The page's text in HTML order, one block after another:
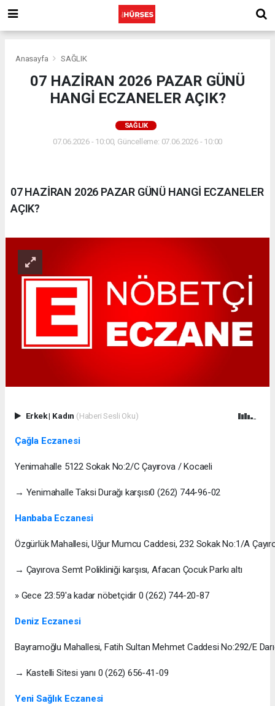
Anasayfa SAĞLIK
07 HAZİRAN 2026 PAZAR GÜNÜ
HANGİ ECZANELER AÇIK?
SAĞLIK
07.06.2026 - 10:00, Güncelleme: 07.06.2026 - 10:00
07 HAZİRAN 2026 PAZAR GÜNÜ HANGİ ECZANELER
AÇIK?
Erkek| Kadın (Haberi Sesli Oku)
Çağla Eczanesi
Yenimahalle 5122 Sokak No:2/C Çayırova / Kocaeli
→ Yenimahalle Taksi Durağı karşısı0 (262) 744-96-02
Hanbaba Eczanesi
Özgürlük Mahallesi, Uğur Mumcu Caddesi, 232 Sokak No:1/A
→ Çayırova Semt Polikliniği karşısı, Afacan Çocuk Parkı altı
» Gece 23:59'a kadar nöbetçidir 0 (262) 744-20-87
Deniz Eczanesi
Bayramoğlu Mahallesi, Fatih Sultan Mehmet Caddesi No:292/E
→ Kastelli Sitesi yanı 0 (262) 656-41-09
Yeni Sağlık Eczanesi